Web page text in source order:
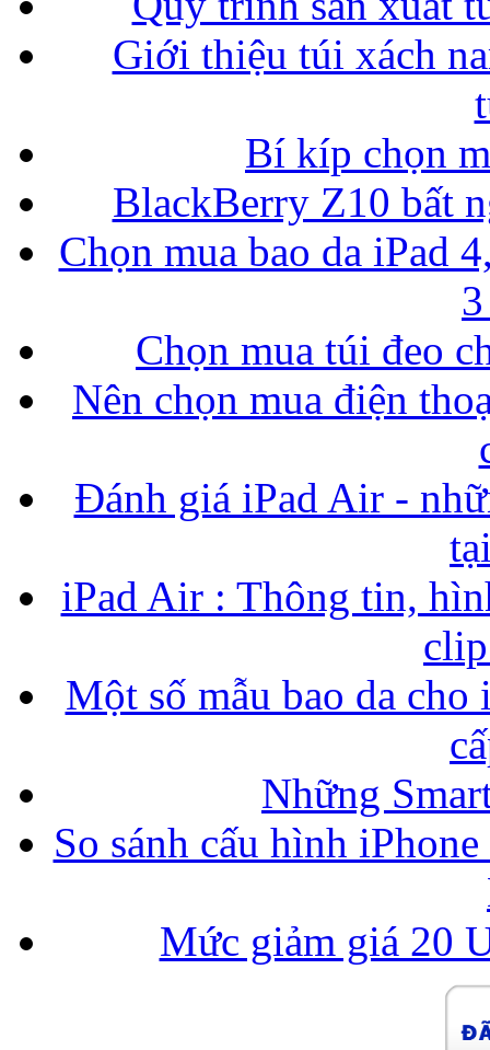
Giới thiệu túi xách
Bí kíp chọn
BlackBerry Z10 bất
Chọn mua bao da iPad
Chọn mua túi đeo
Nên chọn mua điện
Đánh giá iPad Air -
iPad Air : Thông tin,
Một số mẫu bao da
Những
So sánh cấu hình
Mức giảm giá 20